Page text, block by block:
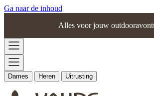
Ga naar de inhoud
Alles voor jouw
Dames Heren Uitrusting